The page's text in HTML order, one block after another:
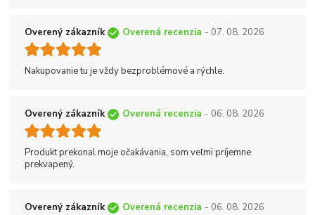
Overený zákazník Overená recenzia - 07. 08. 2026
Nakupovanie tu je vždy bezproblémové a rýchle.
Overený zákazník Overená recenzia - 06. 08. 2026
Produkt prekonal moje očakávania, som veľmi príjemne
prekvapený.
Overený zákazník Overená recenzia - 06. 08. 2026